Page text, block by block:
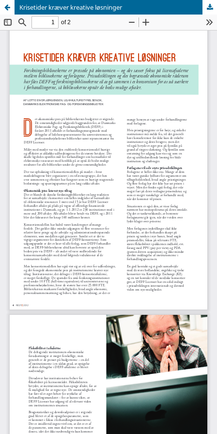
Krisetider kræver kreative løsninger